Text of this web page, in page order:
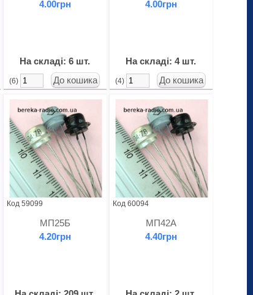
4.00грн
На складі: 6 шт.
(6)
4.00грн
На складі: 4 шт.
(4)
Код 59099
МП25Б
4.20грн
Код 60094
МП42А
4.40грн